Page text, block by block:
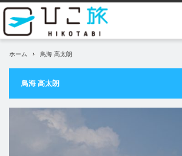
ホーム 鳥海 高太朗
鳥海 高太朗